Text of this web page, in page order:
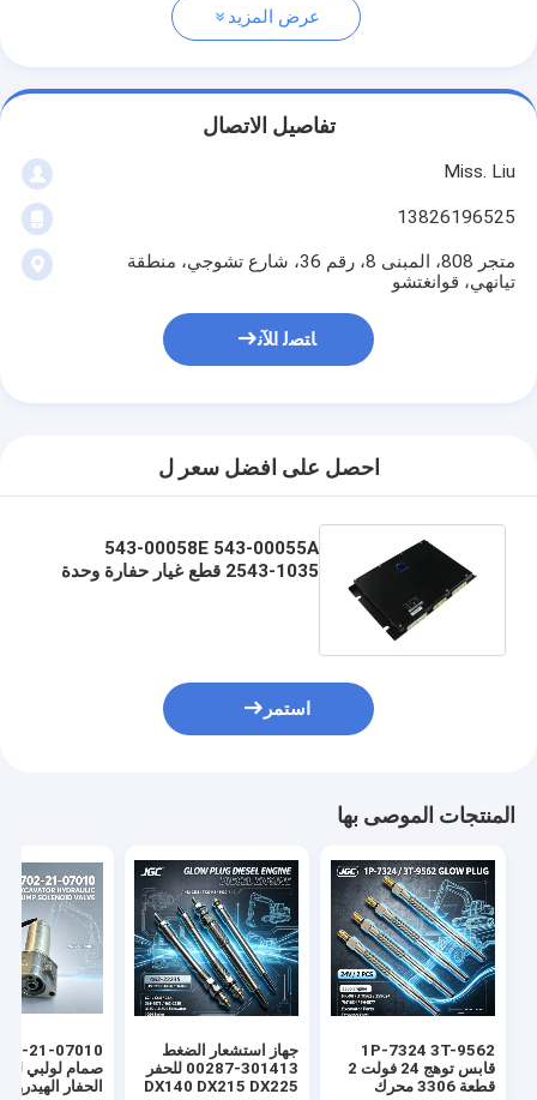
عرض المزيد
تفاصيل الاتصال
Miss. Liu
13826196525
متجر 808، المبنى 8، رقم 36، شارع تشوجي، منطقة
تيانهي، قوانغتشو
ﺎﺘﺼﻟ ﺍﻶﻧ
احصل على افضل سعر ل
543-00058E 543-00055A
2543-1035 قطع غيار حفارة وحدة
استمر
المنتجات الموصى بها
1P-7324 3T-9562
قابس توهج 24 فولت 2
قطعة 3306 محرك
جهاز استشعار الضغط
301413-00287 للحفر
DX140 DX215 DX225
صمام لولبي
الحفار